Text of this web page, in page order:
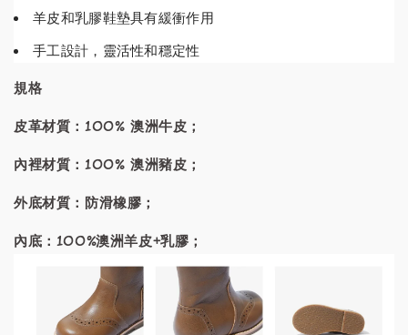
羊皮和乳膠鞋墊具有緩衝作用
手工設計，靈活性和穩定性
規格
皮革材質：100% 澳洲牛皮；
內裡材質：100% 澳洲豬皮；
外底材質：防滑橡膠；
內底：100%澳洲羊皮+乳膠；